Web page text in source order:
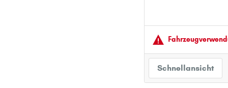
Schnellansicht